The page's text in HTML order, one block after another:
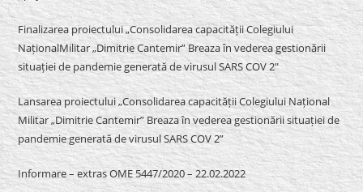
Finalizarea proiectului „Consolidarea capacității Colegiului
NaționalMilitar „Dimitrie Cantemir” Breaza în vederea gestionării
situației de pandemie generată de virusul SARS COV 2″
Lansarea proiectului „Consolidarea capacității Colegiului Național
Militar „Dimitrie Cantemir” Breaza în vederea gestionării situației de
pandemie generată de virusul SARS COV 2”
Informare – extras OME 5447/2020 – 22.02.2022